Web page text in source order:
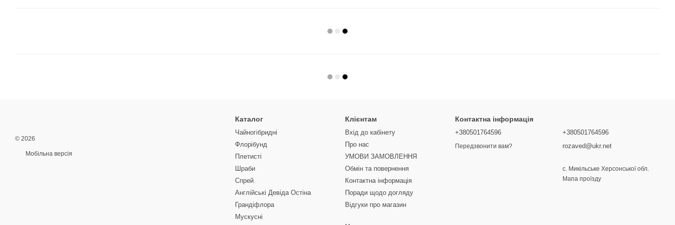
© 2026
Мобільна версія
Каталог
Чайногібридні
Флорібунд
Плетисті
Шраби
Спрей
Англійські Девіда Остіна
Грандіфлора
Мускусні
Клієнтам
Вхід до кабінету
Про нас
УМОВИ ЗАМОВЛЕННЯ
Обмін та повернення
Контактна інформація
Поради щодо догляду
Відгуки про магазин
Контактна інформація
+380501764596
Передзвонити вам?
+380501764596
rozaved@ukr.net
с. Микільське Херсонської обл.
Мапа проїзду